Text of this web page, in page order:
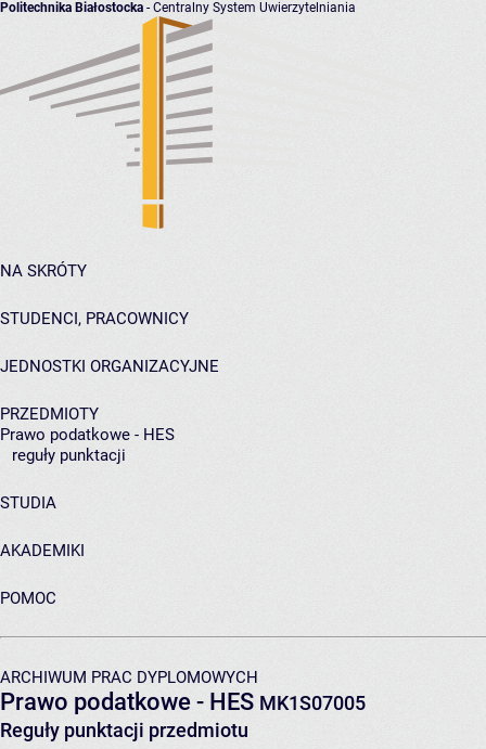
Politechnika Białostocka - Centralny System Uwierzytelniania
NA SKRÓTY
STUDENCI, PRACOWNICY
JEDNOSTKI ORGANIZACYJNE
PRZEDMIOTY
Prawo podatkowe - HES
reguły punktacji
STUDIA
AKADEMIKI
POMOC
ARCHIWUM PRAC DYPLOMOWYCH
Prawo podatkowe - HES MK1S07005
Reguły punktacji przedmiotu